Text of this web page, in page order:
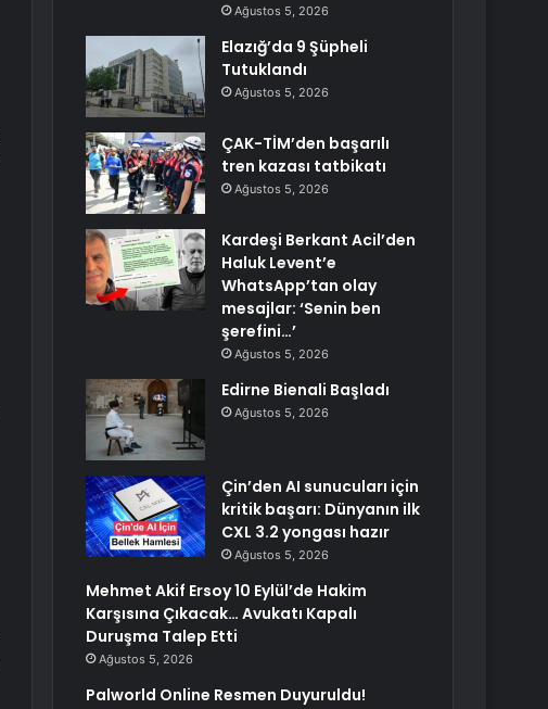
Ağustos 5, 2026
Elazığ’da 9 Şüpheli
Tutuklandı
Ağustos 5, 2026
ÇAK-TİM’den başarılı
tren kazası tatbikatı
Ağustos 5, 2026
Kardeşi Berkant Acil’den
Haluk Levent’e
WhatsApp’tan olay
mesajlar: ‘Senin ben
şerefini…’
Ağustos 5, 2026
Edirne Bienali Başladı
Ağustos 5, 2026
Çin’den AI sunucuları için
kritik başarı: Dünyanın ilk
CXL 3.2 yongası hazır
Ağustos 5, 2026
Mehmet Akif Ersoy 10 Eylül’de Hakim
Karşısına Çıkacak… Avukatı Kapalı
Duruşma Talep Etti
Ağustos 5, 2026
Palworld Online Resmen Duyuruldu!